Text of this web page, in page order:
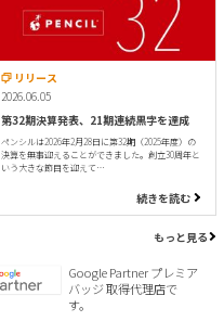
リリース
2026.06.05
第32期決算発表、21期連続黒字を達成
ペンシルは2026年2月28日に第32期（2025年度）の
決算を無事迎えることができました。創立30周年と
いう大きな節目を迎えて…
続きを読む
もっと見る
Google Partner プレミア
バッジ 取得代理店で
す。